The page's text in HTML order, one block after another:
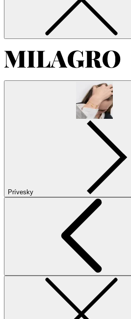
Prívesky